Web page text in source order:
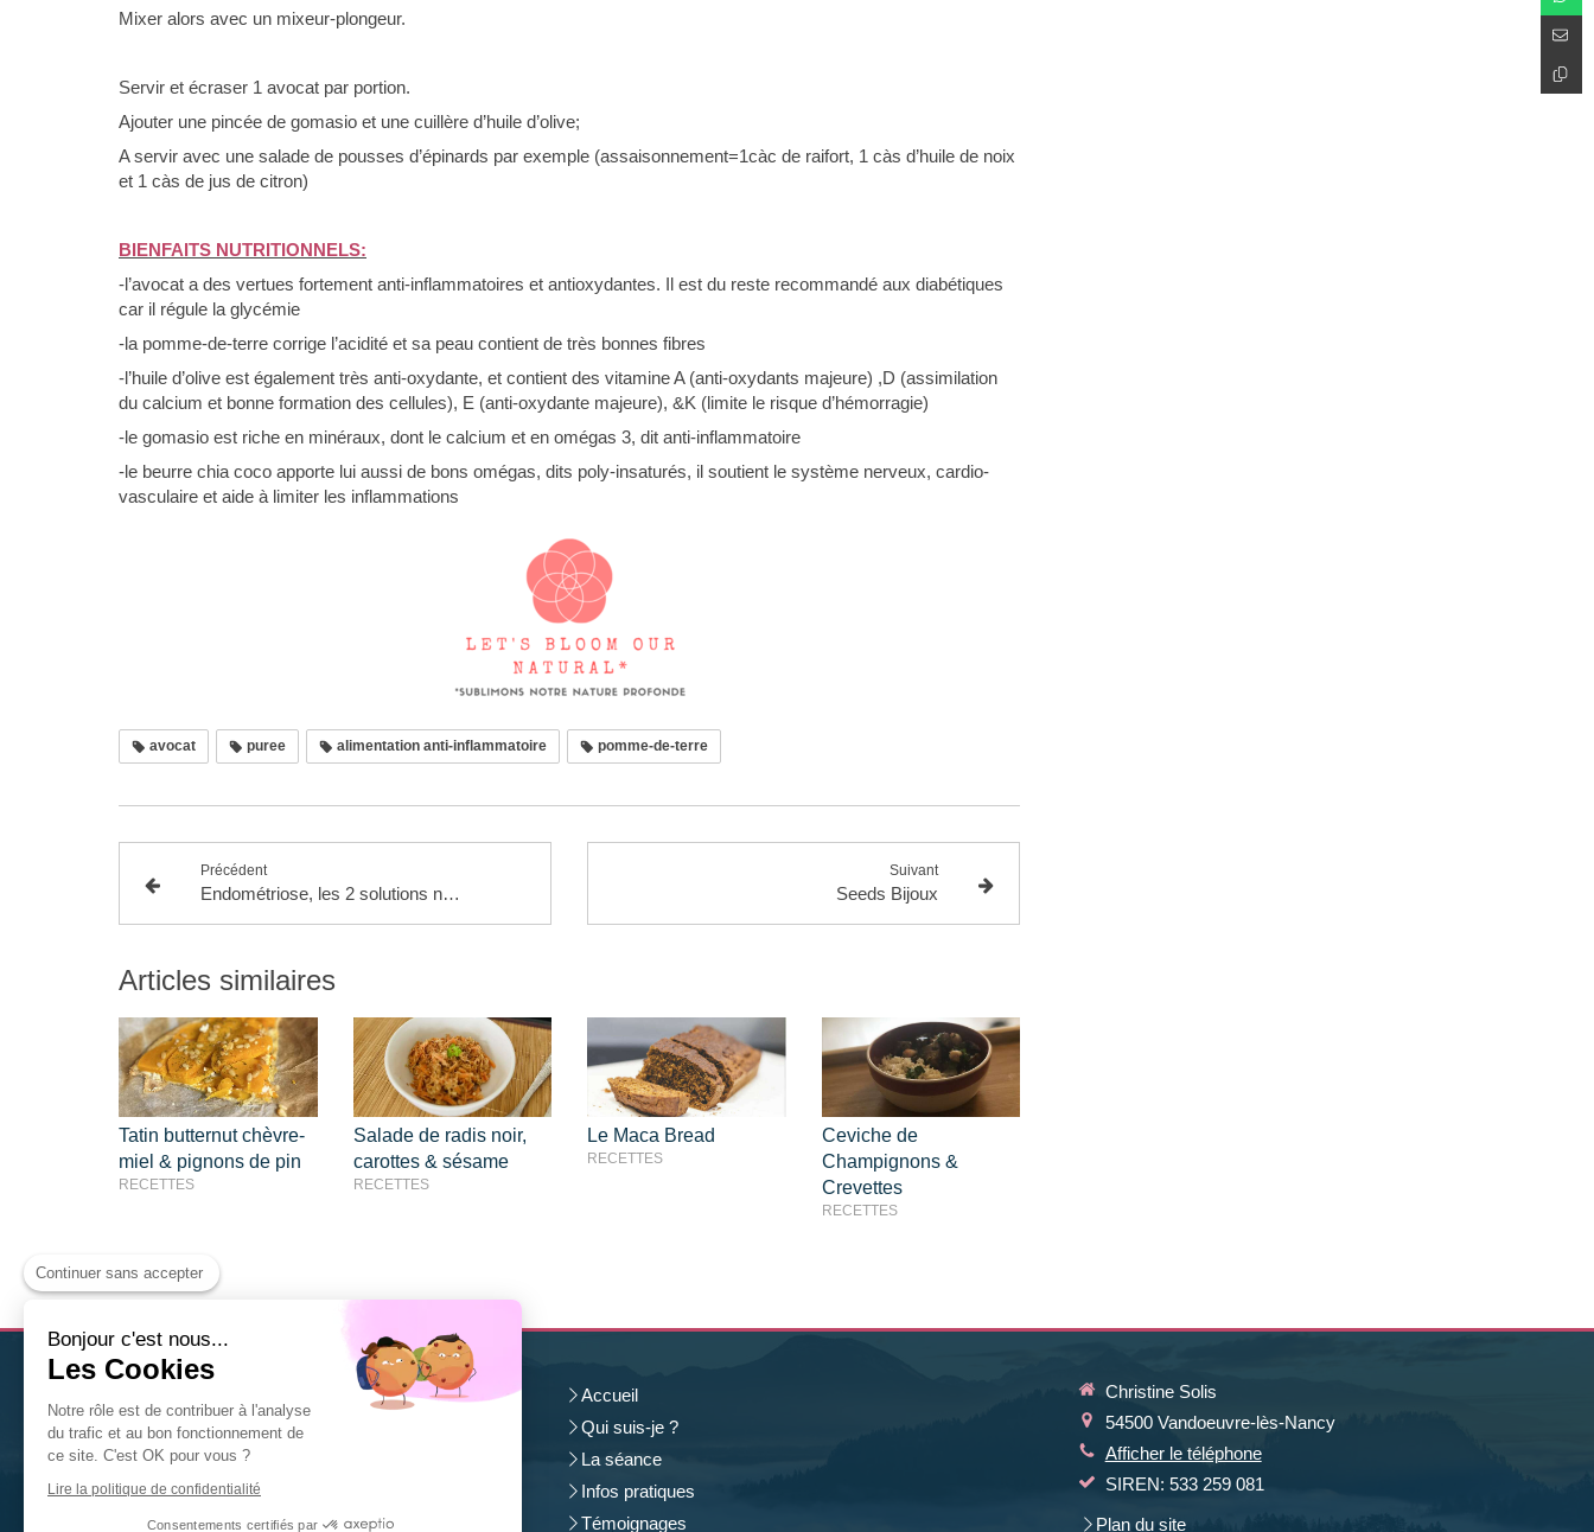
Mixer alors avec un mixeur-plongeur.
Servir et écraser 1 avocat par portion.
Ajouter une pincée de gomasio et une cuillère d’huile d’olive;
A servir avec une salade de pousses d’épinards par exemple (assaisonnement=1càc de raifort, 1 càs d’huile de noix
et 1 càs de jus de citron)
BIENFAITS NUTRITIONNELS:
-l’avocat a des vertues fortement anti-inflammatoires et antioxydantes. Il est du reste recommandé aux diabétiques
car il régule la glycémie
-la pomme-de-terre corrige l’acidité et sa peau contient de très bonnes fibres
-l’huile d’olive est également très anti-oxydante, et contient des vitamine A (anti-oxydants majeure) ,D (assimilation
du calcium et bonne formation des cellules), E (anti-oxydante majeure), &K (limite le risque d’hémorragie)
-le gomasio est riche en minéraux, dont le calcium et en omégas 3, dit anti-inflammatoire
-le beurre chia coco apporte lui aussi de bons omégas, dits poly-insaturés, il soutient le système nerveux, cardio-
vasculaire et aide à limiter les inflammations
avocat puree alimentation anti-inflammatoire pomme-de-terre
Précédent
Endométriose, les 2 solutions naturelles fondamentales
Suivant
Seeds Bijoux
Articles similaires
Tatin butternut chèvre-
miel & pignons de pin
RECETTES
Salade de radis noir,
carottes & sésame
RECETTES
Le Maca Bread
RECETTES
Ceviche de
Champignons &
Crevettes
RECETTES
thérapeute Diplômée en Naturopathie
à Nancy . Nutrition, fleurs de Bach, gemmothérapie,
phytothérapie... n'hésitez pas à la contacter pour tout
renseignement ou toute prise de rendez-vous.
Accueil
Qui suis-je ?
La séance
Infos pratiques
Témoignages
Christine Solis
54500 Vandoeuvre-lès-Nancy
Afficher le téléphone
SIREN: 533 259 081
Plan du site
Continuer sans accepter
Bonjour c'est nous...
Les Cookies
Notre rôle est de contribuer à l'analyse
du trafic et au bon fonctionnement de
ce site. C'est OK pour vous ?
Lire la politique de confidentialité
Consentements certifiés par